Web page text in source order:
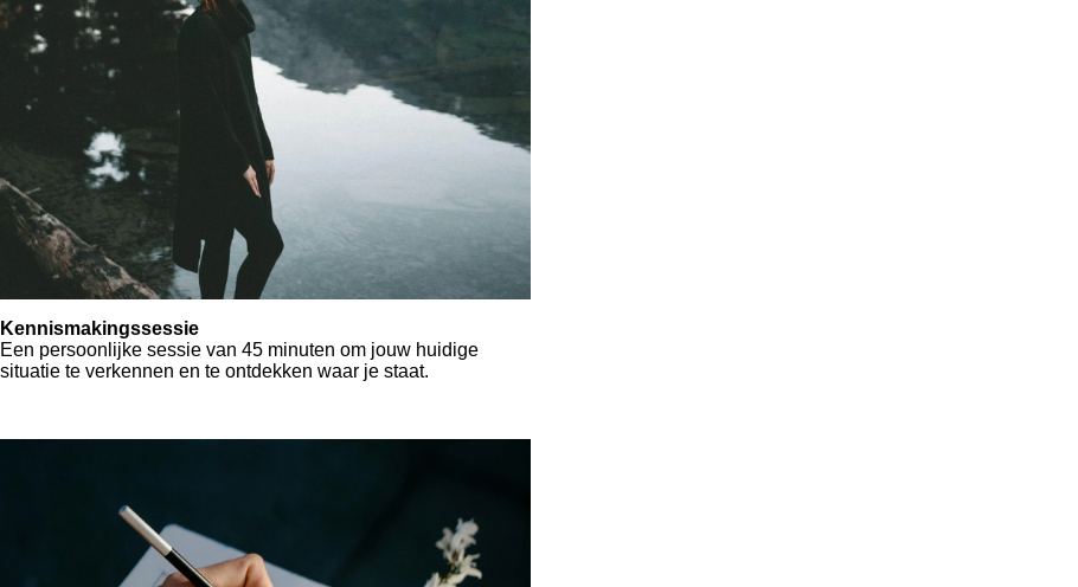
Kennismakingssessie
Een persoonlijke sessie van 45 minuten om jouw huidige
situatie te verkennen en te ontdekken waar je staat.